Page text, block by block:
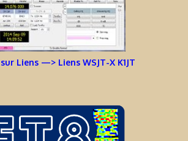
Liens —> Liens WSJT-X K1JT